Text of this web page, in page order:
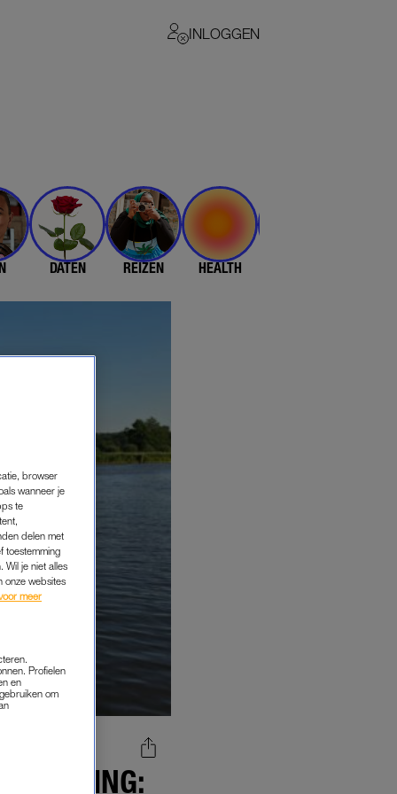
INLOGGEN
DATEN REIZEN HEALTH
browser
wanneer je
te
delen met
toestemming
Wil je niet alles
onze websites
meer
Profielen
en
om